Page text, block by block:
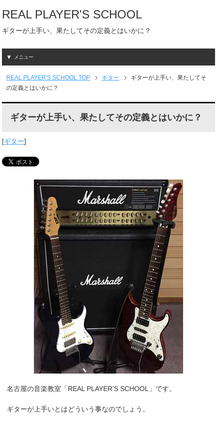
REAL PLAYER'S SCHOOL
ギターが上手い、果たしてその定義とはいかに？
メニュー
REAL PLAYER'S SCHOOL TOP ギター
ギターが上手い、果たしてそ
の定義とはいかに？
ギターが上手い、果たしてその定義とはいかに？
[ギター]
名古屋の音楽教室「REAL PLAYER’S SCHOOL」です。
ギターが上手いとはどういう事なのでしょう。